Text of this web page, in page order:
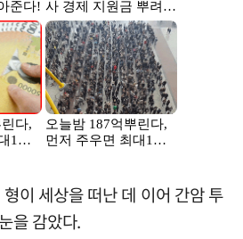
이 세상을 떠난 데 이어 간암 투
을 감았다.